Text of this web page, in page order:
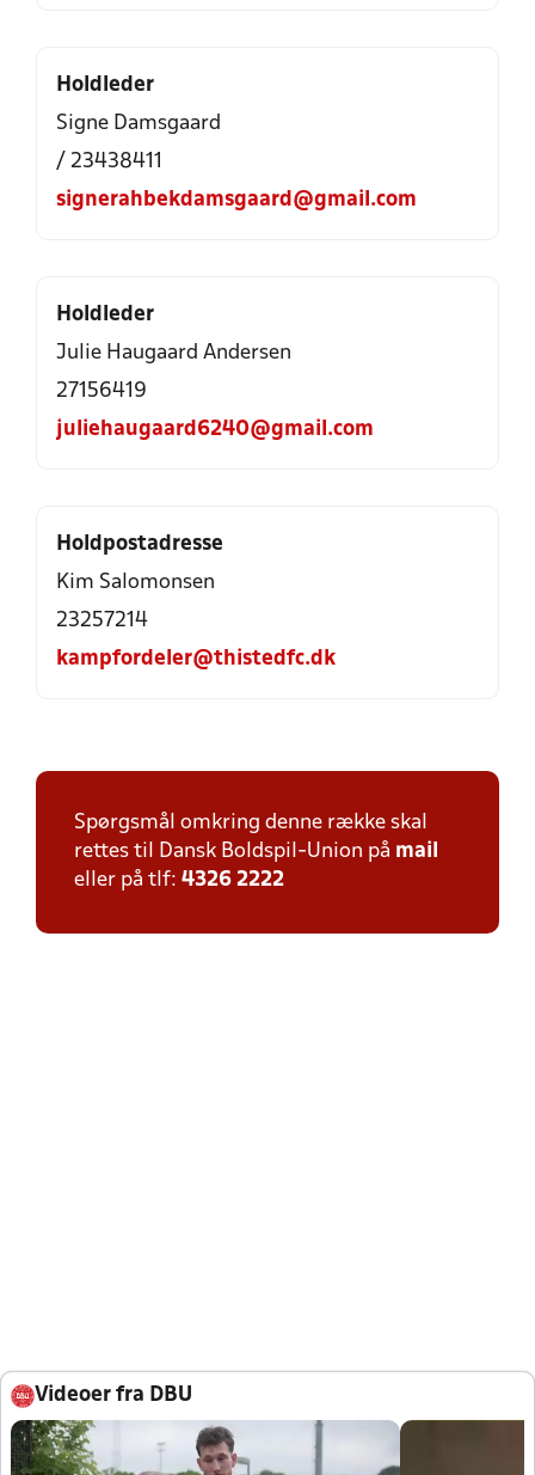
Holdleder
Signe Damsgaard
/ 23438411
signerahbekdamsgaard@gmail.com
Holdleder
Julie Haugaard Andersen
27156419
juliehaugaard6240@gmail.com
Holdpostadresse
Kim Salomonsen
23257214
kampfordeler@thistedfc.dk
Spørgsmål omkring denne række skal
rettes til Dansk Boldspil-Union på mail
eller på tlf: 4326 2222
Videoer fra DBU